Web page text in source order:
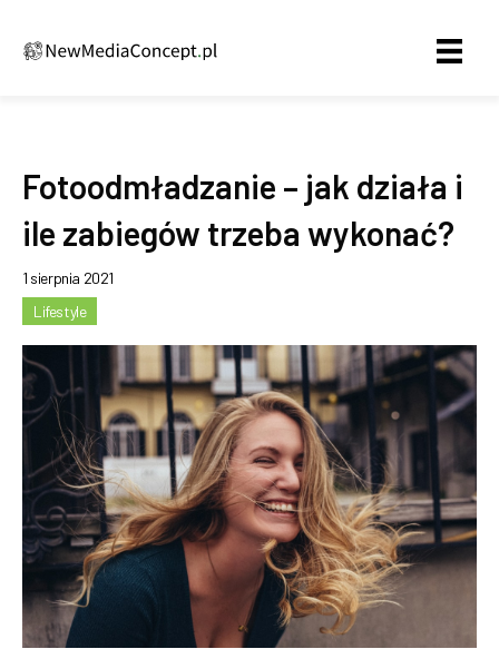
Fotoodmładzanie – jak działa i
ile zabiegów trzeba wykonać?
1 sierpnia 2021
Lifestyle